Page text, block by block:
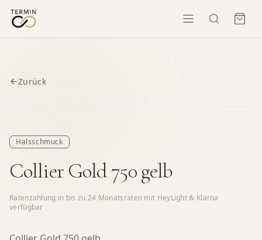
Zurück
Halsschmuck
Collier Gold 750 gelb
Ratenzahlung in bis zu 24 Monatsraten mit HeyLight & Klarna
verfügbar